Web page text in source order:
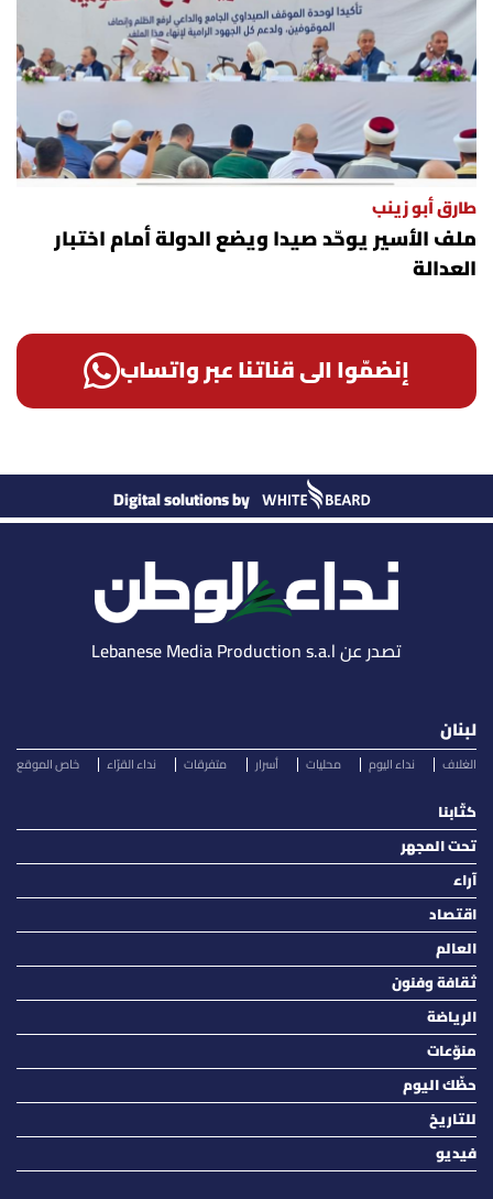
طارق أبو زينب
ملف الأسير يوحّد صيدا ويضع الدولة أمام اختبار
العدالة
إنضمّوا الى قناتنا عبر واتساب
Digital solutions by
تصدر عن Lebanese Media Production s.a.l
لبنان
الغلاف نداء اليوم محليات أسرار متفرقات نداء القرّاء خاص الموقع
كتّابنا
تحت المجهر
آراء
اقتصاد
العالم
ثقافة وفنون
الرياضة
منوّعات
حظّك اليوم
للتاريخ
فيديو